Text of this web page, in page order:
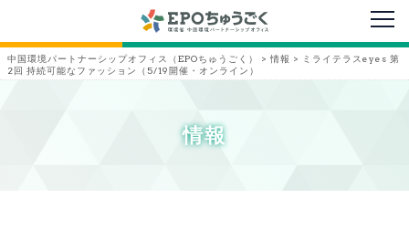
メニ
中国環境パートナーシップオフィス（EPOちゅうごく） > 情報 > ミライテラスeyes 第
2回 持続可能なファッション（5/19開催・オンライン）
情報